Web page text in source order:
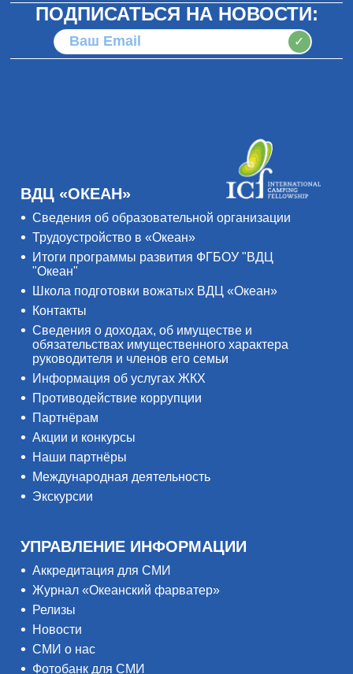
ПОДПИСАТЬСЯ НА НОВОСТИ:
✓
ВДЦ «ОКЕАН»
Сведения об образовательной организации
Трудоустройство в «Океан»
Итоги программы развития ФГБОУ "ВДЦ
"Океан"
Школа подготовки вожатых ВДЦ «Океан»
Контакты
Сведения о доходах, об имуществе и
обязательствах имущественного характера
руководителя и членов его семьи
Информация об услугах ЖКХ
Противодействие коррупции
Партнёрам
Акции и конкурсы
Наши партнёры
Международная деятельность
Экскурсии
УПРАВЛЕНИЕ ИНФОРМАЦИИ
Аккредитация для СМИ
Журнал «Океанский фарватер»
Релизы
Новости
СМИ о нас
Фотобанк для СМИ